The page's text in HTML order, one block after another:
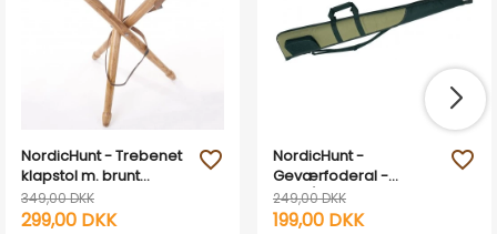
NordicHunt - Trebenet
klapstol m. brunt
lædersæde
349,00 DKK
299,00 DKK
favorite_outline
NordicHunt -
Geværfoderal -
Grøn/Sort
249,00 DKK
199,00 DKK
favorite_outline